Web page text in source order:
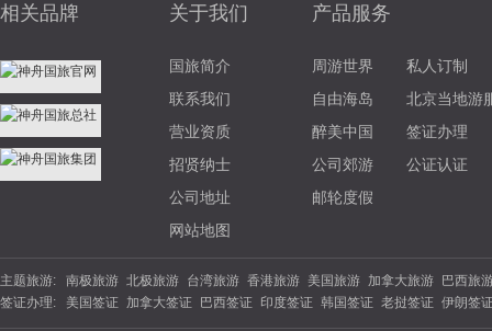
相关品牌 关于我们
国旅简介
联系我们
营业资质
招贤纳士
公司地址
网站地图
产品服务
周游世界
私人订制
自由海岛
北京当地游
醉美中国
签证办理
公司郊游
公证认证
邮轮度假
主题旅游: 南极旅游 北极旅游 台湾旅游 香港旅游 美国旅游 加拿大旅游
巴西旅
游 北欧旅游 东欧旅游 俄罗斯旅游 土耳其旅游 英国旅游 法国旅游
德
夏威夷旅游 云南旅游 海南旅游 苏杭旅游 福建旅游 广西旅游 陕西旅
签证办理: 美国签证 加拿大签证 巴西签证 印度签证 韩国签证 老挝签证 伊朗签
签证 坦桑尼亚 南非签证 埃塞俄比亚 西班牙签证 丹麦签证 波兰签证